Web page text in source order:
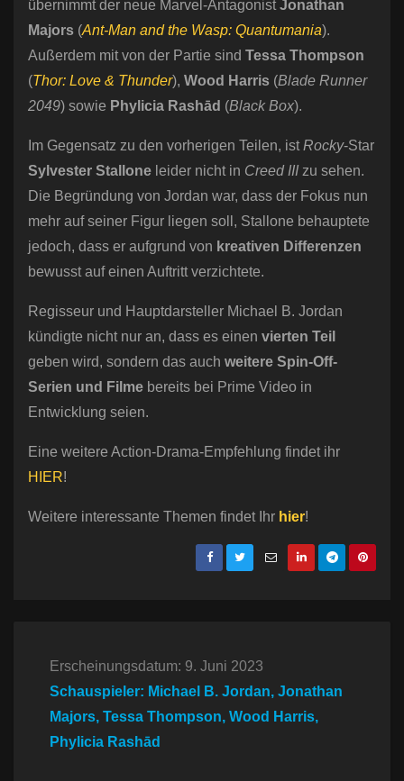
übernimmt der neue Marvel-Antagonist Jonathan
Majors (Ant-Man and the Wasp: Quantumania).
Außerdem mit von der Partie sind Tessa Thompson
(Thor: Love & Thunder), Wood Harris (Blade Runner
2049) sowie Phylicia Rashād (Black Box).
Im Gegensatz zu den vorherigen Teilen, ist Rocky-Star
Sylvester Stallone leider nicht in Creed III zu sehen.
Die Begründung von Jordan war, dass der Fokus nun
mehr auf seiner Figur liegen soll, Stallone behauptete
jedoch, dass er aufgrund von kreativen Differenzen
bewusst auf einen Auftritt verzichtete.
Regisseur und Hauptdarsteller Michael B. Jordan
kündigte nicht nur an, dass es einen vierten Teil
geben wird, sondern das auch weitere Spin-Off-
Serien und Filme bereits bei Prime Video in
Entwicklung seien.
Eine weitere Action-Drama-Empfehlung findet ihr
HIER!
Weitere interessante Themen findet Ihr hier!
Erscheinungsdatum: 9. Juni 2023
Schauspieler: Michael B. Jordan, Jonathan
Majors, Tessa Thompson, Wood Harris,
Phylicia Rashād